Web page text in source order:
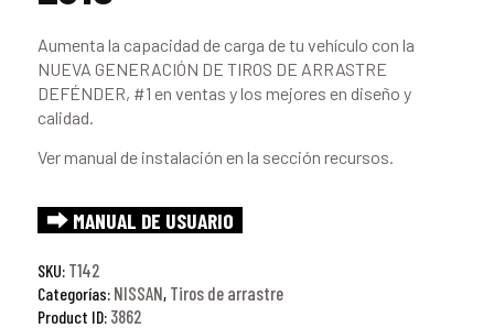
Aumenta la capacidad de carga de tu vehículo con la
NUEVA GENERACIÓN DE TIROS DE ARRASTRE
DEFÉNDER, #1 en ventas y los mejores en diseño y
calidad.
Ver manual de instalación en la sección recursos.
⮕ MANUAL DE USUARIO
SKU: T142
Categorías: NISSAN, Tiros de arrastre
Product ID: 3862